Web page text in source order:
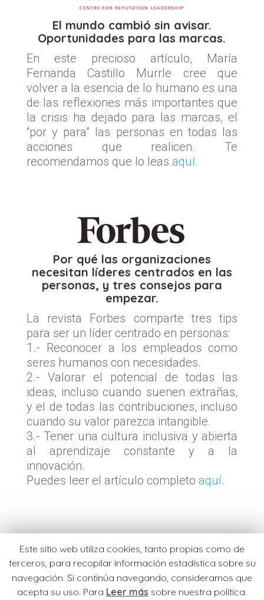
El mundo cambió sin avisar.
Oportunidades para las marcas.
En este precioso artículo, María
Fernanda Castillo Murrle cree que
volver a la esencia de lo humano es una
de las reflexiones más importantes que
la crisis ha dejado para las marcas, el
“por y para” las personas en todas las
acciones que realicen. Te
recomendamos que lo leas aquí.
Por qué las organizaciones
necesitan líderes centrados en las
personas, y tres consejos para
empezar.
La revista Forbes comparte tres tips
para ser un líder centrado en personas:​
1.- Reconocer a los empleados como
seres humanos con necesidades.
2.- Valorar el potencial de todas las
ideas, incluso cuando suenen extrañas,
y el de todas las contribuciones, incluso
cuando su valor parezca intangible.
3.- Tener una cultura inclusiva y abierta
al aprendizaje constante y a la
innovación.
Puedes leer el artículo completo aquí.
· Si quieres contactar con nosotros escríbenos a
hola@stayhuman.es
· Consulta aquí nuestrosTérminos y Privacidady
nuestraPolítica de Cookies
Este sitio web utiliza cookies, tanto propias como de
terceros, para recopilar información estadística sobre su
navegación. Si continúa navegando, consideramos que
acepta su uso. Para Leer más sobre nuestra política.